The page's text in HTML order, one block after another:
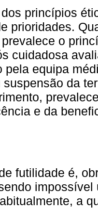
princípios
prioridades.
o
cuidadosa
pela equipa
da
e da
futilidade é,
a